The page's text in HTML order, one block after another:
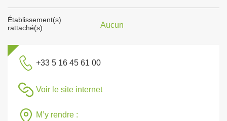
Établissement(s)
rattaché(s)
Aucun
+33 5 16 45 61 00
Voir le site internet
M’y rendre :